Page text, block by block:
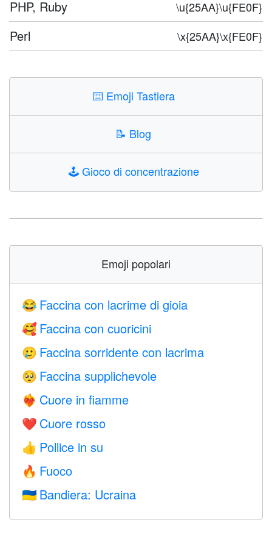
PHP, Ruby \u{25AA}\u{FE0F}
Perl \x{25AA}\x{FE0F}
⌨️ Emoji Tastiera
📝 Blog
🕹️Gioco di concentrazione
Emoji popolari
😂 Faccina con lacrime di gioia
🥰 Faccina con cuoricini
🥲 Faccina sorridente con lacrima
🥺 Faccina supplichevole
❤️‍🔥 Cuore in fiamme
❤️ Cuore rosso
👍 Pollice in su
🔥 Fuoco
🇺🇦 Bandiera: Ucraina